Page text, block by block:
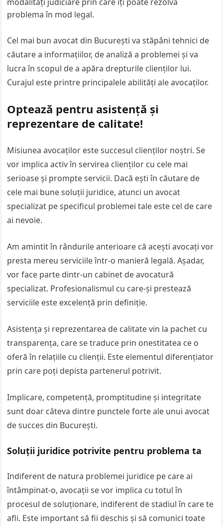
problema în mod legal.
Cel mai bun avocat din București va stăpâni tehnici de
căutare a informațiilor, de analiză a problemei și va
lucra în scopul de a apăra drepturile clienților lui.
Curajul este printre principalele abilități ale avocaților.
Optează pentru asistență și
reprezentare de calitate!
Misiunea avocaților este succesul clienților noștri. Se
vor implica activ în servirea clienților cu cele mai
serioase și prompte servicii. Dacă ești în căutare de
cele mai bune soluții juridice, atunci un avocat
specializat pe specificul problemei tale este cel de care
ai nevoie.
Am amintit în rândurile anterioare că acești avocați vor
presta mereu serviciile într-o manieră legală. Așadar,
vor face parte dintr-un cabinet de avocatură
specializat. Profesionalismul cu care-și prestează
serviciile este excelență prin definiție.
Asistența și reprezentarea de calitate vin la pachet cu
transparența, care se traduce prin onestitatea ce o
oferă în relațiile cu clienții. Este elementul diferențiator
prin care poți depista partenerul potrivit.
Implicare, competență, promptitudine și integritate
sunt doar câteva dintre punctele forte ale unui avocat
de succes din București.
Soluții juridice potrivite pentru problema ta
Indiferent de natura problemei juridice pe care ai
întâmpinat-o, avocații se vor implica cu totul în
procesul de soluționare, indiferent de stadiul în care te
afli. Este important să fii deschis și să comunici toate